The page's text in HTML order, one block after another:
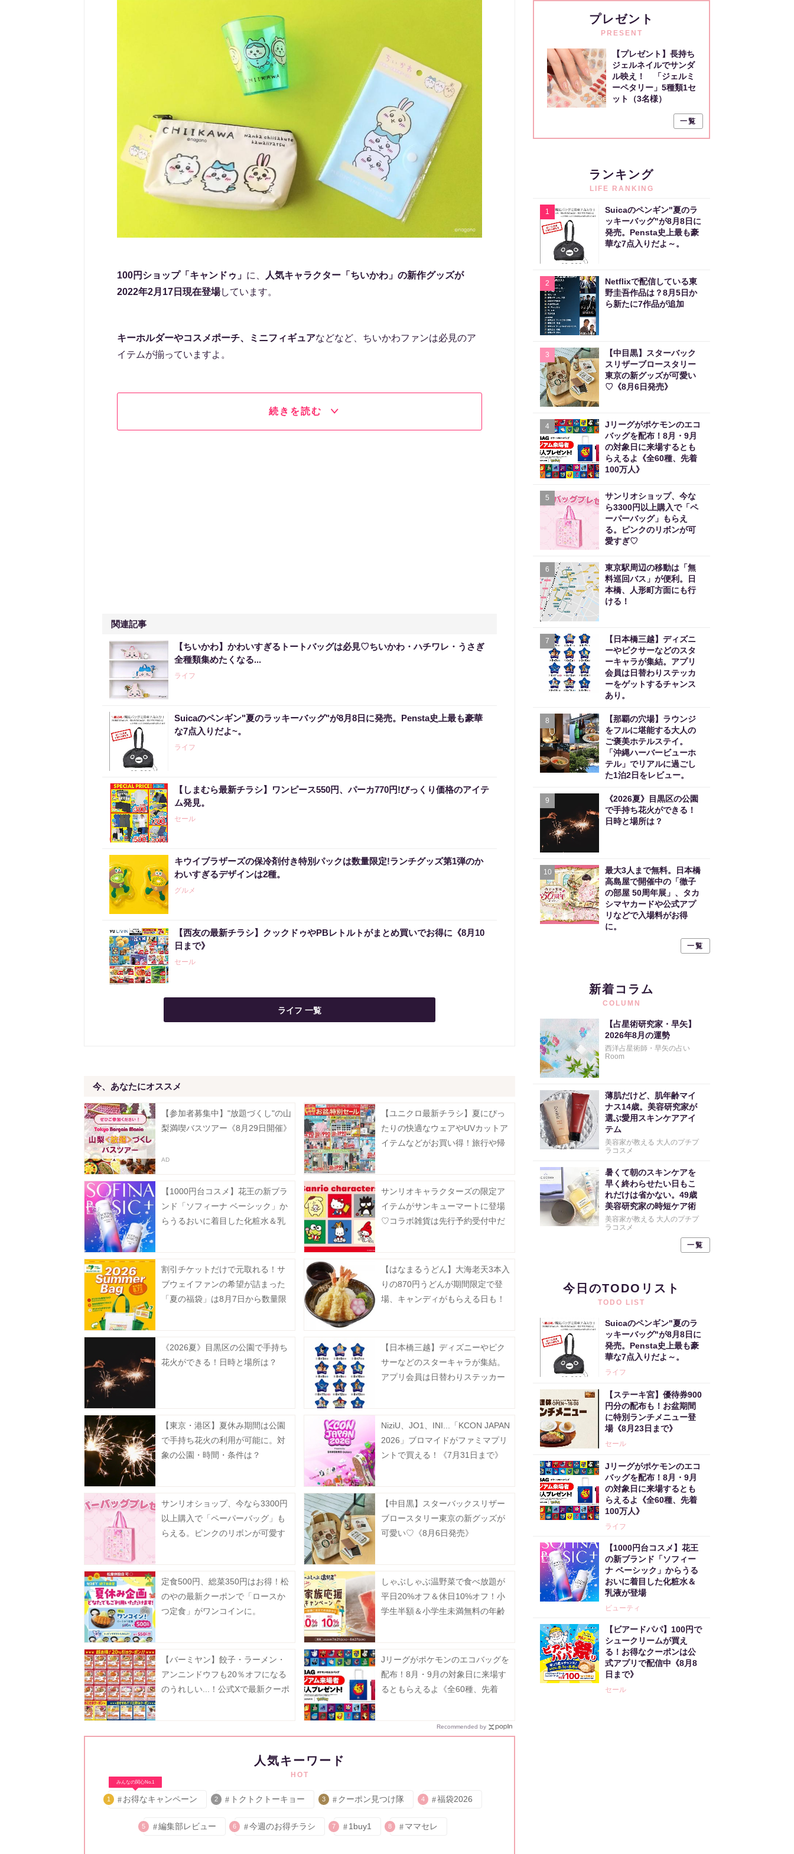
100円ショップ「キャンドゥ」 に、
人気キャラクター「ちいかわ」の新作グッズが
2022年2月17日現在登場しています。
キーホルダーやコスメポーチ、ミニフィギュアなどなど、ちいかわファンは必見のア
イテムが揃っていますよ。
続きを読む
関連記事
【ちいかわ】かわいすぎるトートバッグは必見♡ちいかわ・ハチワレ・うさぎ
全種類集めたくなる...
ライフ
Suicaのペンギン"夏のラッキーバッグ"が8月8日に発売。Pensta史上最も豪華
な7点入りだよ~。
ライフ
【しまむら最新チラシ】ワンピース550円、パーカ770円!びっくり価格のアイテ
ム発見。
セール
キウイブラザーズの保冷剤付き特別パックは数量限定!ランチグッズ第1弾のか
わいすぎるデザインは2種。
グルメ
【西友の最新チラシ】クックドゥやPBレトルトがまとめ買いでお得に《8月10
日まで》
セール
ライフ 一覧
今、あなたにオススメ
【参加者募集中】"放題づくし"の山
梨満喫バスツアー《8月29日開催》
【ユニクロ最新チラシ】夏にぴっ
たりの快適なウェアやUVカットア
イテムなどがお買い得！旅行や帰
【1000円台コスメ】花王の新ブラ
ンド「ソフィーナ ベーシック」か
らうるおいに着目した化粧水＆乳
サンリオキャラクターズの限定ア
イテムがサンキューマートに登場
♡コラボ雑貨は先行予約受付中だ
割引チケットだけで元取れる！サ
ブウェイファンの希望が詰まった
「夏の福袋」は8月7日から数量限
【はなまるうどん】大海老天3本入
りの870円うどんが期間限定で登
場、キャンディがもらえる日も！
《2026夏》目黒区の公園で手持ち
花火ができる！日時と場所は？
【日本橋三越】ディズニーやピク
サーなどのスターキャラが集結。
アプリ会員は日替わりステッカー
【東京・港区】夏休み期間は公園
で手持ち花火の利用が可能に。対
象の公園・時間・条件は？
NiziU、JO1、INI...「KCON JAPAN
2026」ブロマイドがファミマプリ
ントで買える！《7月31日まで》
サンリオショップ、今なら3300円
以上購入で「ペーパーバッグ」も
らえる。ピンクのリボンが可愛す
【中目黒】スターバックスリザー
ブロースタリー東京の新グッズが
可愛い♡《8月6日発売》
定食500円、総菜350円はお得！松
のやの最新クーポンで「ロースか
つ定食」がワンコインに。
しゃぶしゃぶ温野菜で食べ放題が
平日20%オフ＆休日10%オフ！小
学生半額＆小学生未満無料の年齢
【バーミヤン】餃子・ラーメン・
アンニンドウフも20％オフになる
のうれしい...！公式Xで最新クーポ
Jリーグがポケモンのエコバッグを
配布！8月・9月の対象日に来場す
るともらえるよ《全60種、先着
Recommended by
人気キーワード
HOT
みんなの関心No.1
1 お得なキャンペーン 2 トクトクトーキョー 3 クーポン見つけ隊 4 福袋2026
5 編集部レビュー 6 今週のお得チラシ 7 1buy1 8 ママセレ
プレゼント
PRESENT
【プレゼント】長持ち
ジェルネイルでサンダ
ル映え！ 「ジェルミ
ーペタリー」5種類1セ
ット（3名様）
一覧
ランキング
LIFE RANKING
1
Suicaのペンギン"夏のラ
ッキーバッグ"が8月8日に
発売。Pensta史上最も豪
華な7点入りだよ～。
2
Netflixで配信している東
野圭吾作品は？8月5日か
ら新たに7作品が追加
3
【中目黒】スターバック
スリザーブロースタリー
東京の新グッズが可愛い
♡《8月6日発売》
4
Jリーグがポケモンのエコ
バッグを配布！8月・9月
の対象日に来場するとも
らえるよ《全60種、先着
100万人》
5
サンリオショップ、今な
ら3300円以上購入で「ペ
ーパーバッグ」もらえ
る。ピンクのリボンが可
愛すぎ♡
6
東京駅周辺の移動は「無
料巡回バス」が便利。日
本橋、人形町方面にも行
ける！
7
【日本橋三越】ディズニ
ーやピクサーなどのスタ
ーキャラが集結。アプリ
会員は日替わりステッカ
ーをゲットするチャンス
あり。
8
【那覇の穴場】ラウンジ
をフルに堪能する大人の
ご褒美ホテルステイ。
「沖縄ハーバービューホ
テル」でリアルに過ごし
た1泊2日をレビュー。
9
《2026夏》目黒区の公園
で手持ち花火ができる！
日時と場所は？
10
最大3人まで無料。日本橋
高島屋で開催中の「徹子
の部屋 50周年展」、タカ
シマヤカードや公式アプ
リなどで入場料がお得
に。
一覧
新着コラム
COLUMN
【占星術研究家・早矢】
2026年8月の運勢
西洋占星術師・早矢の占い
Room
薄肌だけど、肌年齢マイ
ナス14歳。美容研究家が
選ぶ愛用スキンケアアイ
テム
美容家が教える 大人のプチプ
ラコスメ
暑くて朝のスキンケアを
早く終わらせたい日もこ
れだけは省かない。49歳
美容研究家の時短ケア術
美容家が教える 大人のプチプ
ラコスメ
一覧
今日のTODOリスト
TODO LIST
Suicaのペンギン"夏のラ
ッキーバッグ"が8月8日に
発売。Pensta史上最も豪
華な7点入りだよ～。
ライフ
【ステーキ宮】優待券900
円分の配布も！お盆期間
に特別ランチメニュー登
場《8月23日まで》
セール
Jリーグがポケモンのエコ
バッグを配布！8月・9月
の対象日に来場するとも
らえるよ《全60種、先着
100万人》
ライフ
【1000円台コスメ】花王
の新ブランド「ソフィー
ナ ベーシック」からうる
おいに着目した化粧水＆
乳液が登場
ビューティ
【ビアードパパ】100円で
シュークリームが買え
る！お得なクーポンは公
式アプリで配信中《8月8
日まで》
セール